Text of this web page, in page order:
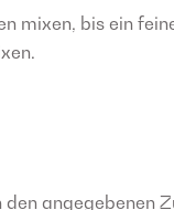
mixen, bis ein
angegebenen